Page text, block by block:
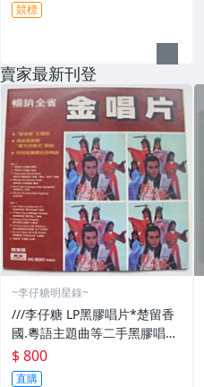
競標
賣家最新刊登
~李仔糖明星錄~
///李仔糖 LP黑膠唱片*楚留香
國.粵語主題曲等二手黑膠唱片
(s688)
$ 800
直購